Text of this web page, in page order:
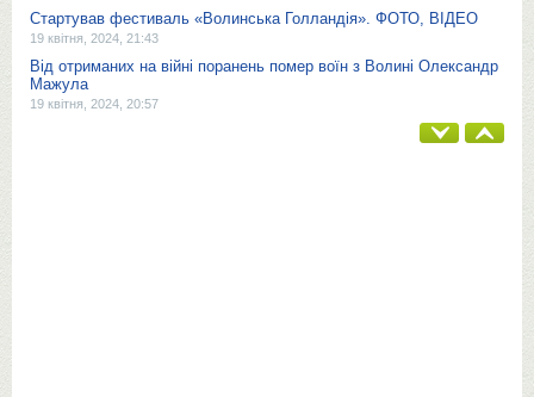
Стартував фестиваль «Волинська Голландія». ФОТО, ВІДЕО
19 квітня, 2024, 21:43
Від отриманих на війні поранень помер воїн з Волині Олександр
Мажула
19 квітня, 2024, 20:57